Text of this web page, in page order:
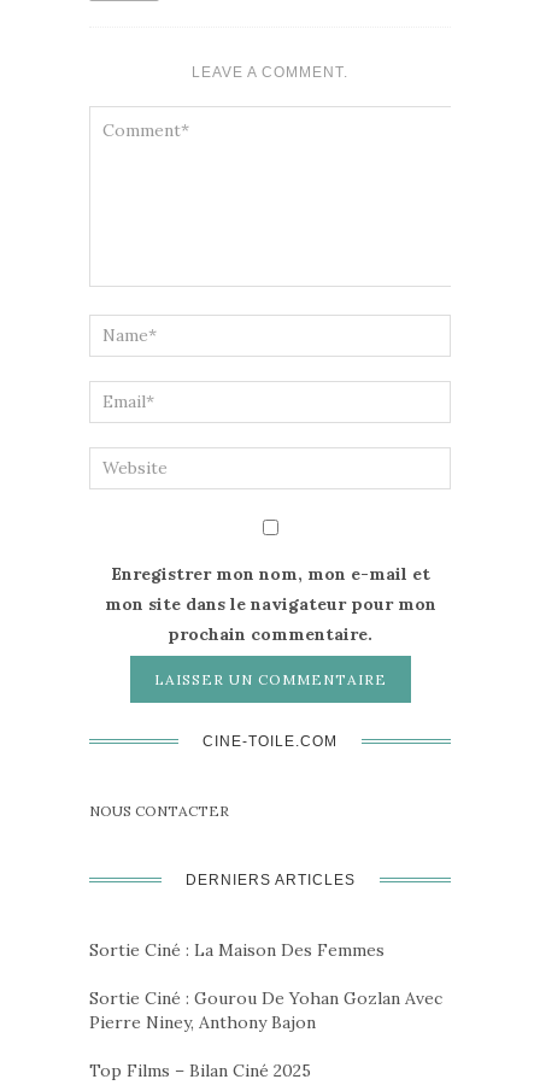
LEAVE A COMMENT.
Enregistrer mon nom, mon e-mail et
mon site dans le navigateur pour mon
prochain commentaire.
CINE-TOILE.COM
NOUS CONTACTER
DERNIERS ARTICLES
Sortie Ciné : La Maison Des Femmes
Sortie Ciné : Gourou De Yohan Gozlan Avec
Pierre Niney, Anthony Bajon
Top Films – Bilan Ciné 2025